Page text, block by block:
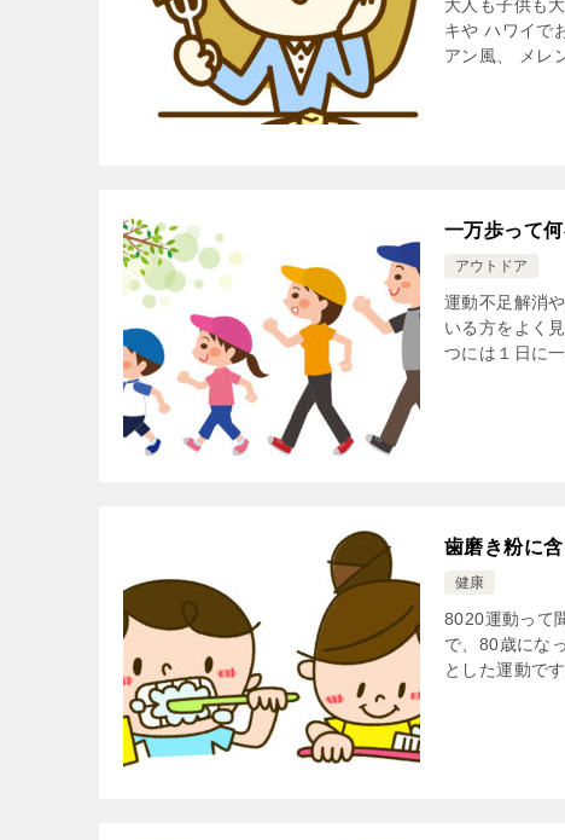
大人も子供も
キや ハワイで
アン風、 メレ
一万歩って
アウトドア
運動不足解消
いる方をよく
つには１日に
歯磨き粉に
健康
8020運動って
で、80歳にな
とした運動で